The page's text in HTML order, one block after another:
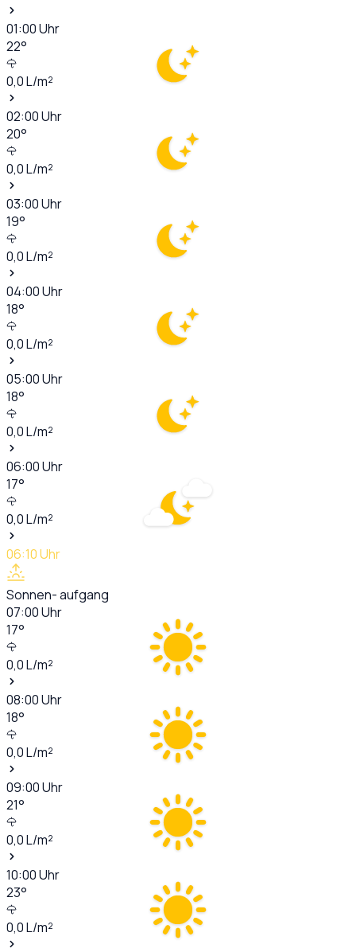
01:00Uhr
22°
0,0L/m²
02:00Uhr
20°
0,0L/m²
03:00Uhr
19°
0,0L/m²
04:00Uhr
18°
0,0L/m²
05:00Uhr
18°
0,0L/m²
06:00Uhr
17°
0,0L/m²
06:10Uhr
Sonnen- aufgang
07:00Uhr
17°
0,0L/m²
08:00Uhr
18°
0,0L/m²
09:00Uhr
21°
0,0L/m²
10:00Uhr
23°
0,0L/m²